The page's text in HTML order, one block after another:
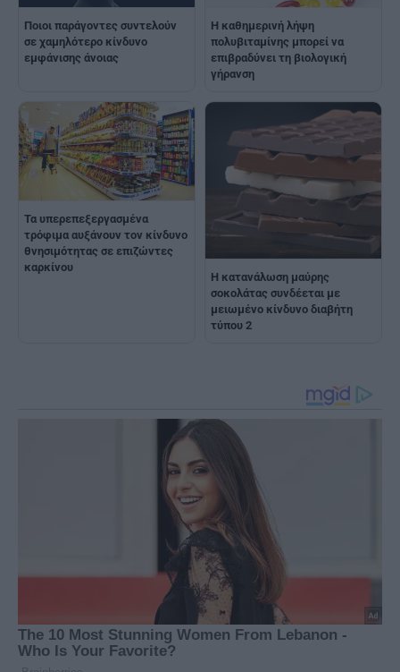
Ποιοι παράγοντες συντελούν
σε χαμηλότερο κίνδυνο
εμφάνισης άνοιας
Η καθημερινή λήψη
πολυβιταμίνης μπορεί να
επιβραδύνει τη βιολογική
γήρανση
Τα υπερεπεξεργασμένα
τρόφιμα αυξάνουν τον κίνδυνο
θνησιμότητας σε επιζώντες
καρκίνου
Η κατανάλωση μαύρης
σοκολάτας συνδέεται με
μειωμένο κίνδυνο διαβήτη
τύπου 2